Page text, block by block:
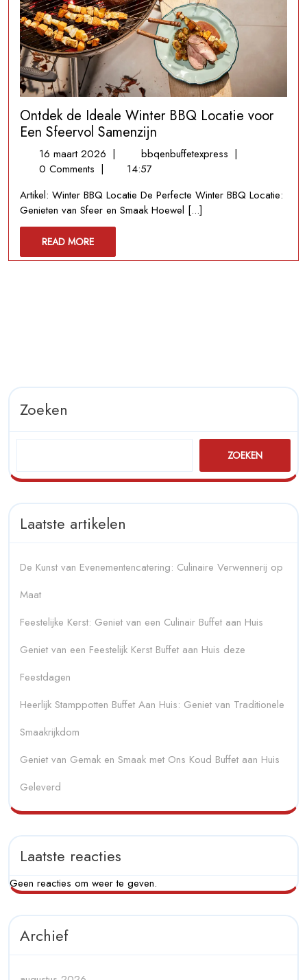
Ontdek de Ideale Winter BBQ Locatie voor
Een Sfeervol Samenzijn
16 maart 2026 16
maart
| bbqenbuffetexpress Ontdek
Winter
Een
|
0 Comments |
14:57
Artikel: Winter BBQ Locatie De Perfecte Winter BBQ Locatie:
Genieten van Sfeer en Smaak Hoewel [...]
READ MOREREAD
MORE
Zoeken
ZOEKEN
Laatste artikelen
De Kunst van Evenementencatering: Culinaire Verwennerij op
Maat
Feestelijke Kerst: Geniet van een Culinair Buffet aan Huis
Geniet van een Feestelijk Kerst Buffet aan Huis deze
Feestdagen
Heerlijk Stamppotten Buffet Aan Huis: Geniet van Traditionele
Smaakrijkdom
Geniet van Gemak en Smaak met Ons Koud Buffet aan Huis
Geleverd
Laatste reacties
Geen reacties om weer te geven.
Archief